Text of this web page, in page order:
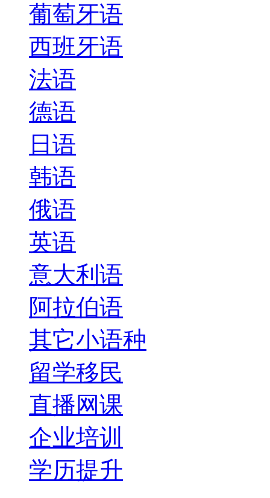
葡萄牙语
西班牙语
法语
德语
日语
韩语
俄语
英语
意大利语
阿拉伯语
其它小语种
留学移民
直播网课
企业培训
学历提升